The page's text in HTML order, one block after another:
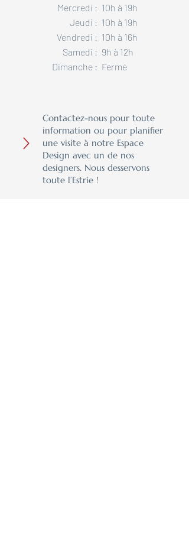
Mercredi :
Jeudi :
Vendredi :
Samedi :
Dimanche :​
10h à 19h
10h à 19h
10h à 16h
9h à 12h
Fermé​
Contactez-nous pour toute
information ou pour planifier
une visite à notre Espace
Design avec un de nos
designers. Nous desservons
toute l’Estrie !